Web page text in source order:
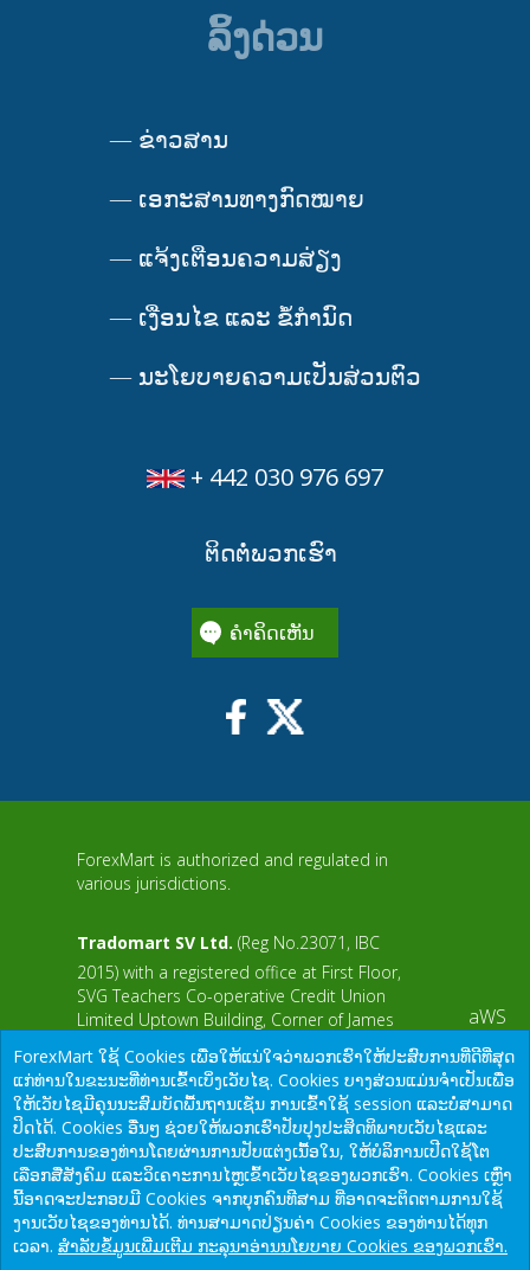
ລິ້ງດ່ວນ
— ຂ່າວສານ
— ເອກະສານທາງກົດໝາຍ
— ແຈ້ງເຕືອນຄວາມສ່ຽງ
— ເງື່ອນໄຂ ແລະ ຂໍ້ກໍານົດ
— ນະໂຍບາຍຄວາມເປັນສ່ວນຕົວ
+ 442 030 976 697
ຕິດຕໍ່ພວກເຮົາ
ຄໍາຄິດເຫັນ
ForexMart is authorized and regulated in
various jurisdictions.
Tradomart SV Ltd. (Reg No.23071, IBC
2015) with a registered office at First Floor,
SVG Teachers Co-operative Credit Union
Limited Uptown Building, Corner of James
and Middle Street, Kingstown, Saint Vincent
and the Grenadines
Restricted Regions: the United States of
America, North Korea, Sudan, Syria and
some other regions.
aWS
© 2015-2026Tradomart SV Ltd.
We would like to warn you that there are many scammers in the
financial sector, do not provide your data except for official
forms on our resource.
ForexMart ໃຊ້ Cookies ເພື່ອໃຫ້ແນ່ໃຈວ່າພວກເຮົາໃຫ້ປະສົບການທີ່ດີທີ່ສຸດ
ແກ່ທ່ານໃນຂະນະທີ່ທ່ານເຂົ້າເບິ່ງເວັບໄຊ. Cookies ບາງສ່ວນແມ່ນຈໍາເປັນເພື່ອ
ໃຫ້ເວັບໄຊມີຄຸນນະສົມບັດພື້ນຖານເຊັ່ນ ການເຂົ້າໃຊ້ session ແລະບໍ່ສາມາດ
ປິດໄດ້. Cookies ອື່ນໆ ຊ່ວຍໃຫ້ພວກເຮົາປັບປຸງປະສິດທິພາບເວັບໄຊແລະ
ປະສົບການຂອງທ່ານໂດຍຜ່ານການປັບແຕ່ງເນື້ອໃນ, ໃຫ້ບໍລິການເປີດໃຊ້ໂຕ
ເລືອກສື່ສັງຄົມ ແລະວິເຄາະການໄຫຼເຂົ້າເວັບໄຊຂອງພວກເຮົາ. Cookies ເຫຼົ່າ
ນີ້ອາດຈະປະກອບມີ Cookies ຈາກບຸກຄົນທີສາມ ທີ່ອາດຈະຕິດຕາມການໃຊ້
ງານເວັບໄຊຂອງທ່ານໄດ້. ທ່ານສາມາດປ່ຽນຄ່າ Cookies ຂອງທ່ານໄດ້ທຸກ
ເວລາ. ສໍາລັບຂໍ້ມູນເພີ່ມເຕີມ ກະລຸນາອ່ານນໂຍບາຍ Cookies ຂອງພວກເຮົາ.